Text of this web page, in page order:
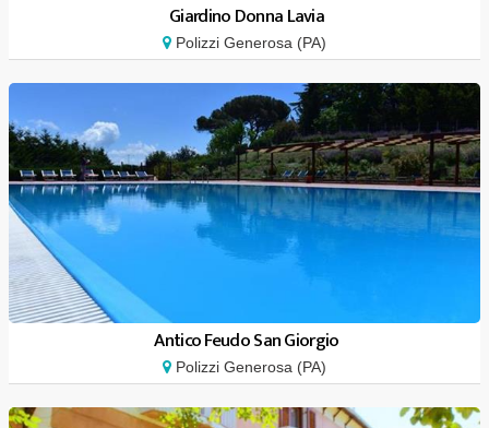
Giardino Donna Lavia
Polizzi Generosa (PA)
Antico Feudo San Giorgio
Polizzi Generosa (PA)